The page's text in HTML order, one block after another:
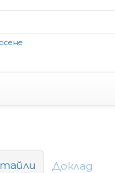
Доклад